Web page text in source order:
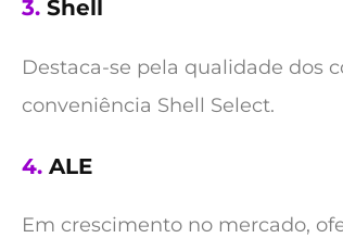
3. Shell
Destaca-se pela qualidade dos
conveniência Shell Select.
4. ALE
Em crescimento no mercado,